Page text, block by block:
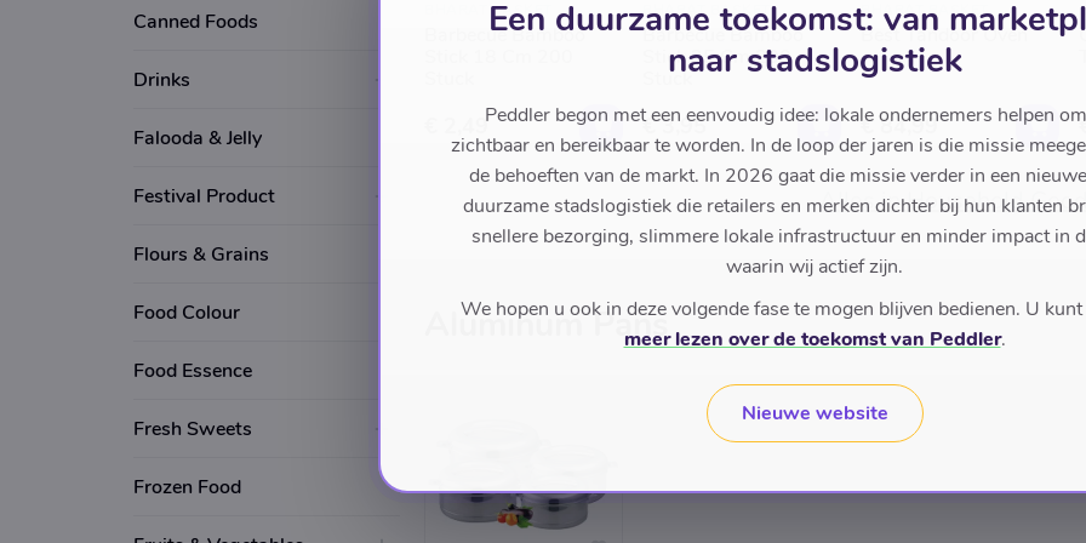
Canned Foods
Drinks
Falooda & Jelly
Festival Product
Flours & Grains
Food Colour
Food Essence
Fresh Sweets
Frozen Food
BHARAT BASKET
Barbecue Bamboo
€ 2,49
BHARAT BASKET
Barbecue Bamboo
Stick 25 Cm 200
Stuck
€ 3,95
BHARAT BASKET
Best Tandoor Oven
€ 84,99
Alles in Household
Aluminum Pans
Een duurzame toekomst: van
naar stadslogistiek
Peddler begon met een eenvoudig idee: lokale ondernemers helpen
zichtbaar en bereikbaar te worden. In de loop der jaren is die missie
de behoeften van de markt. In 2026 gaat die missie verder in een
duurzame stadslogistiek die retailers en merken dichter bij hun klanten
snellere bezorging, slimmere lokale infrastructuur en minder impact in
waarin wij actief zijn.
We hopen u ook in deze volgende fase te mogen blijven bedienen. U
meer lezen over de toekomst van Peddler.
Nieuwe website